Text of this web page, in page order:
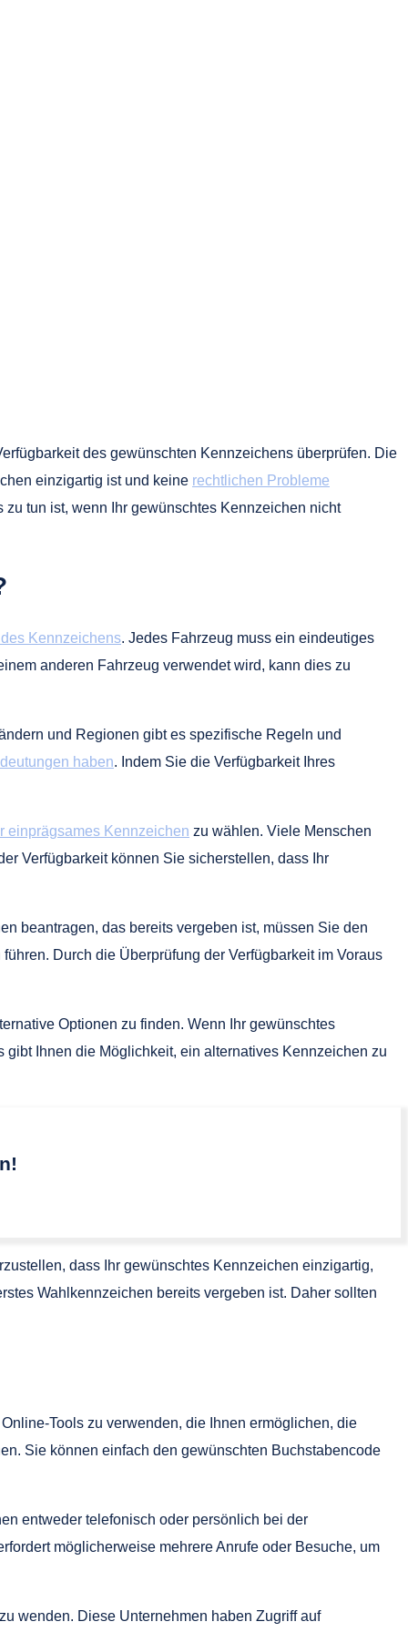
des gewünschten Kennzeichens überprüfen. Die
einzigartig ist und keine rechtlichen Probleme
zu tun ist, wenn Ihr gewünschtes Kennzeichen nicht
Kennzeichens. Jedes Fahrzeug muss ein eindeutiges
anderen Fahrzeug verwendet wird, kann dies zu
und Regionen gibt es spezifische Regeln und
haben. Indem Sie die Verfügbarkeit Ihres
einprägsames Kennzeichen zu wählen. Viele Menschen
Verfügbarkeit können Sie sicherstellen, dass Ihr
beantragen, das bereits vergeben ist, müssen Sie den
Durch die Überprüfung der Verfügbarkeit im Voraus
Optionen zu finden. Wenn Ihr gewünschtes
Ihnen die Möglichkeit, ein alternatives Kennzeichen zu
dass Ihr gewünschtes Kennzeichen einzigartig,
Wahlkennzeichen bereits vergeben ist. Daher sollten
Tools zu verwenden, die Ihnen ermöglichen, die
Sie können einfach den gewünschten Buchstabencode
entweder telefonisch oder persönlich bei der
möglicherweise mehrere Anrufe oder Besuche, um
wenden. Diese Unternehmen haben Zugriff auf